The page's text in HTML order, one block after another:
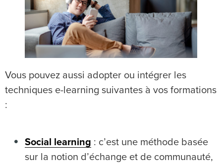
Vous pouvez aussi adopter ou intégrer les
techniques e-learning suivantes à vos formations
:
Social learning : c’est une méthode basée
sur la notion d’échange et de communauté,